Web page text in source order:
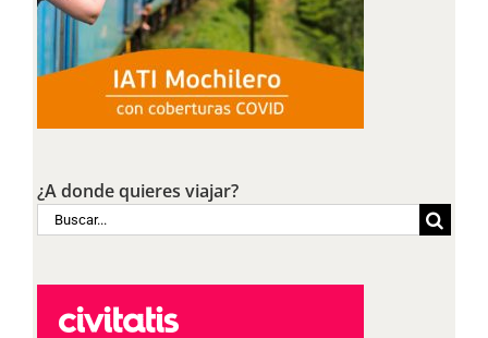
¿A donde quieres viajar?
Buscar: